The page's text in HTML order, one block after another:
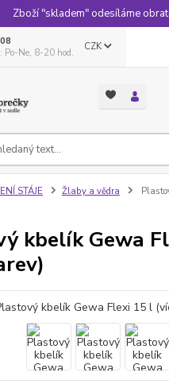
Zboží "skladem" odesíláme
CZK
Po-Ne, 8-20 hod.
STÁJE Žlaby a vědra
kbelík Gewa